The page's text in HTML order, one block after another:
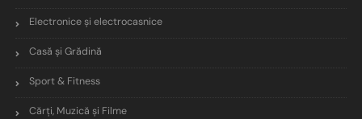
Electronice și electrocasnice
Casă și Grădină
Sport & Fitness
Cărți, Muzică și Filme